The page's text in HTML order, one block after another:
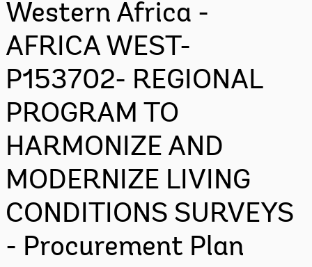
Western Africa -
AFRICA WEST-
P153702- REGIONAL
PROGRAM TO
HARMONIZE AND
MODERNIZE LIVING
CONDITIONS SURVEYS
- Procurement Plan